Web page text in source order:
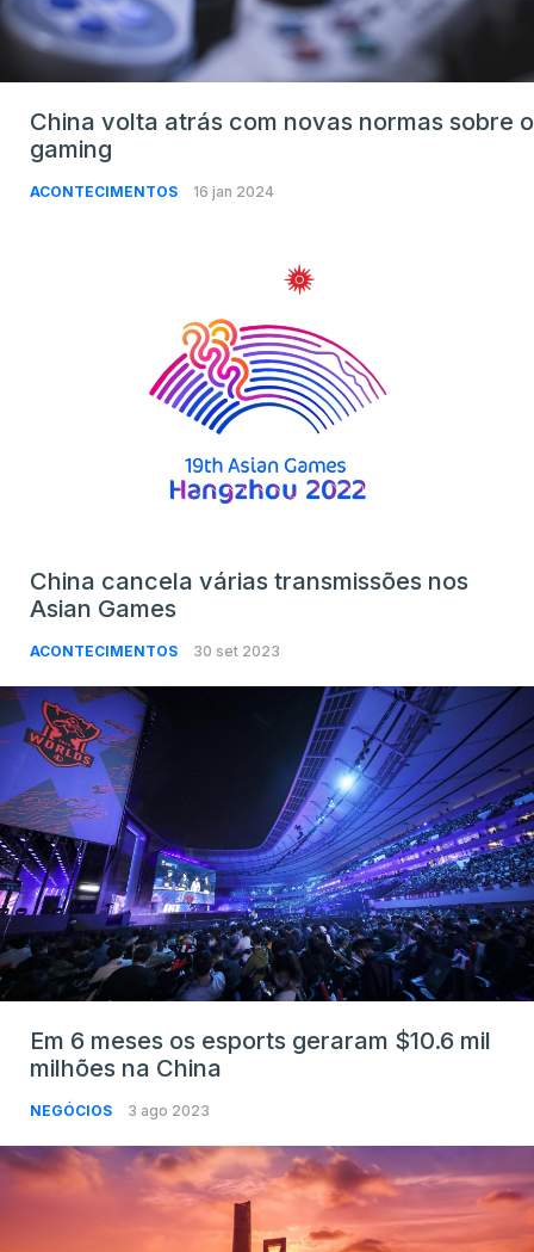
China volta atrás com novas normas sobre o
gaming
ACONTECIMENTOS 16 jan 2024
China cancela várias transmissões nos
Asian Games
ACONTECIMENTOS 30 set 2023
Em 6 meses os esports geraram $10.6 mil
milhões na China
NEGÓCIOS 3 ago 2023